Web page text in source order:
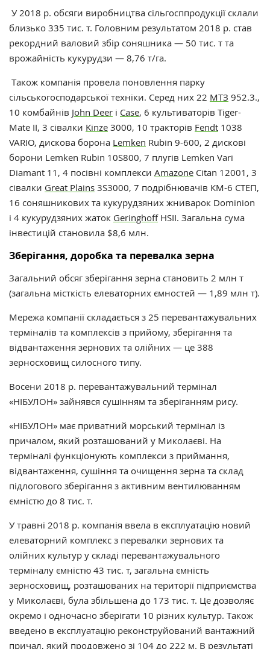
У 2018 р. обсяги виробництва сільгосппродукції склали
близько 335 тис. т. Головним результатом 2018 р. став
рекордний валовий збір соняшника — 50 тис. т та
врожайність кукурудзи — 8,76 т/га.
Також компанія провела поновлення парку
сільськогосподарської техніки. Серед них 22 МТЗ 952.3.,
10 комбайнів John Deer і Case, 6 культиваторів Tiger-
Mate II, 3 сівалки Kinze 3000, 10 тракторів Fendt 1038
VARIO, дискова борона Lemken Rubin 9-600, 2 дискові
борони Lemken Rubin 10S800, 7 плугів Lemken Vari
Diamant 11, 4 посівні комплекси Amazone Citan 12001, 3
сівалки Great Plains 3S3000, 7 подрібнювачів КМ-6 СТЕП,
16 соняшникових та кукурудзяних жниварок Dominion
і 4 кукурудзяних жаток GeringhoffHSII. Загальна сума
інвестицій становила $8,6 млн.
Зберігання, доробка та перевалка зерна
Загальний обсяг зберігання зерна становить 2 млн т
(загальна місткість елеваторних ємностей — 1,89 млн т).
Мережа компанії складається з 25 перевантажувальних
терміналів та комплексів з прийому, зберігання та
відвантаження зернових та олійних — це 388
зерносховищ силосного типу.
Восени 2018 р. перевантажувальний термінал
«НІБУЛОН» зайнявся сушінням та зберіганням рису.
«НІБУЛОН» має приватний морський термінал із
причалом, який розташований у Миколаєві. На
терміналі функціонують комплекси з приймання,
відвантаження, сушіння та очищення зерна та склад
підлогового зберігання з активним вентилюванням
ємністю до 8 тис. т.
У травні 2018 р. компанія ввела в експлуатацію новий
елеваторний комплекс з перевалки зернових та
олійних культур у складі перевантажувального
терміналу ємністю 43 тис. т, загальна ємність
зерносховищ, розташованих на території підприємства
у Миколаєві, була збільшена до 173 тис. т. Це дозволяє
окремо і одночасно зберігати 10 різних культур. Також
введено в експлуатацію реконструйований вантажний
причал, який продовжено зі 104 до 222 м. В результаті